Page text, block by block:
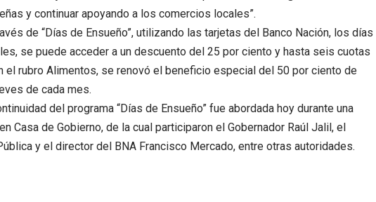
y continuar apoyando a los comercios locales”.
de “Días de Ensueño”, utilizando las tarjetas del Banco Nación, los días
se puede acceder a un descuento del 25 por ciento y hasta seis cuotas
el rubro Alimentos, se renovó el beneficio especial del 50 por ciento de
de cada mes.
del programa “Días de Ensueño” fue abordada hoy durante una
Casa de Gobierno, de la cual participaron el Gobernador Raúl Jalil, el
y el director del BNA Francisco Mercado, entre otras autoridades.